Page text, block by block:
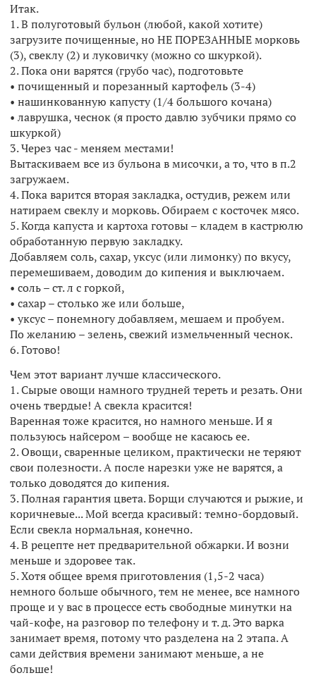
Итак.
1. В полуготовый бульон (любой, какой хотите)
загрузите почищенные, но НЕ ПОРЕЗАННЫЕ морковь
(3), свеклу (2) и луковичку (можно со шкуркой).
2. Пока они варятся (грубо час), подготовьте
• почищенный и порезанный картофель (3-4)
• нашинкованную капусту (1/4 большого кочана)
• лаврушка, чеснок (я просто давлю зубчики прямо со
шкуркой)
3. Через час - меняем местами!
Вытаскиваем все из бульона в мисочки, а то, что в п.2
загружаем.
4. Пока варится вторая закладка, остудив, режем или
натираем свеклу и морковь. Обираем с косточек мясо.
5. Когда капуста и картоха готовы – кладем в кастрюлю
обработанную первую закладку.
Добавляем соль, сахар, уксус (или лимонку) по вкусу,
перемешиваем, доводим до кипения и выключаем.
• соль – ст. л с горкой,
• сахар – столько же или больше,
• уксус – понемногу добавляем, мешаем и пробуем.
По желанию – зелень, свежий измельченный чеснок.
6. Готово!
Чем этот вариант лучше классического.
1. Сырые овощи намного трудней тереть и резать. Они
очень твердые! А свекла красится!
Варенная тоже красится, но намного меньше. И я
пользуюсь найсером – вообще не касаюсь ее.
2. Овощи, сваренные целиком, практически не теряют
свои полезности. А после нарезки уже не варятся, а
только доводятся до кипения.
3. Полная гарантия цвета. Борщи случаются и рыжие, и
коричневые... Мой всегда красивый: темно-бордовый.
Если свекла нормальная, конечно.
4. В рецепте нет предварительной обжарки. И возни
меньше и здоровее так.
5. Хотя общее время приготовления (1,5-2 часа)
немного больше обычного, тем не менее, все намного
проще и у вас в процессе есть свободные минутки на
чай-кофе, на разговор по телефону и т. д. Это варка
занимает время, потому что разделена на 2 этапа. А
сами действия времени занимают меньше, а не
больше!